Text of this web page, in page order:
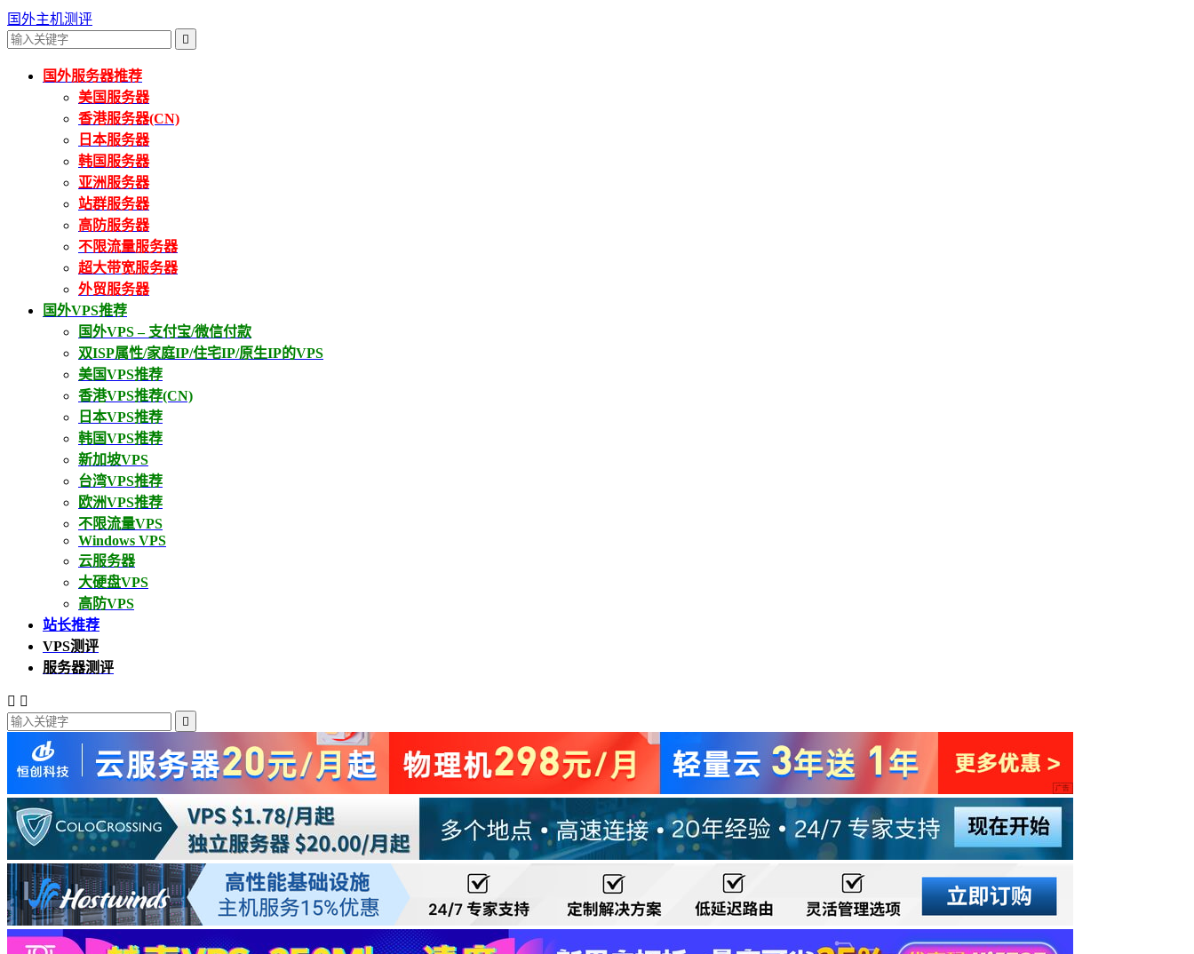
国外主机测评

国外服务器推荐
美国服务器
香港服务器(CN)
日本服务器
韩国服务器
亚洲服务器
站群服务器
高防服务器
不限流量服务器
超大带宽服务器
外贸服务器
国外VPS推荐
国外VPS – 支付宝/微信付款
双ISP属性/家庭IP/住宅IP/原生IP的VPS
美国VPS推荐
香港VPS推荐(CN)
日本VPS推荐
韩国VPS推荐
新加坡VPS
台湾VPS推荐
欧洲VPS推荐
不限流量VPS
Windows VPS
云服务器
大硬盘VPS
高防VPS
站长推荐
VPS测评
服务器测评
 
